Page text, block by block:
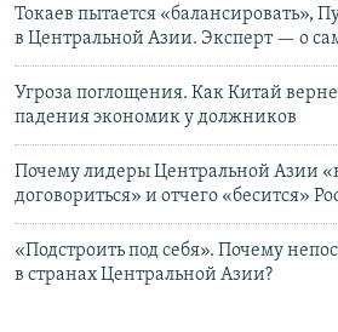
Токаев пытается «балансировать»,
в Центральной Азии. Эксперт — о
Угроза поглощения. Как Китай
падения экономик у должников
Почему лидеры Центральной Азии
договориться» и отчего «бесится»
«Подстроить под себя». Почему
в странах Центральной Азии?